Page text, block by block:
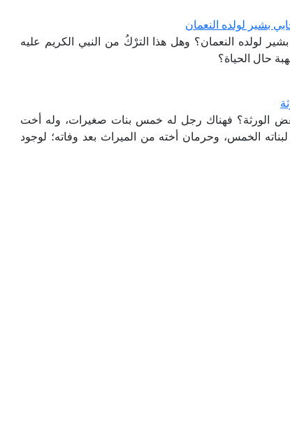
بشير لولده النعمان
لولده النعمان؟ وهل هذا الترْكُ من النبي الكريم عليه
حال الحياة؟
الورثة؟ فهناك رجل له خمس بنات صغيرات، وله أخت
الخمس، وحرمان أخته من الميراث بعد وفاته؛ لوجود